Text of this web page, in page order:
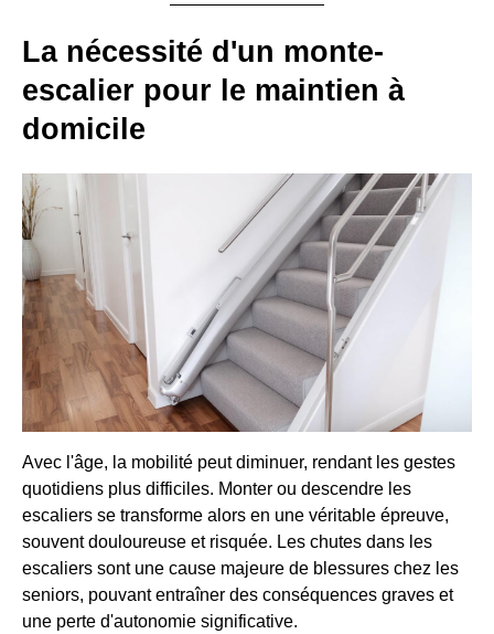
La nécessité d'un monte-
escalier pour le maintien à
domicile
Avec l'âge, la mobilité peut diminuer, rendant les gestes
quotidiens plus difficiles. Monter ou descendre les
escaliers se transforme alors en une véritable épreuve,
souvent douloureuse et risquée. Les chutes dans les
escaliers sont une cause majeure de blessures chez les
seniors, pouvant entraîner des conséquences graves et
une perte d'autonomie significative.